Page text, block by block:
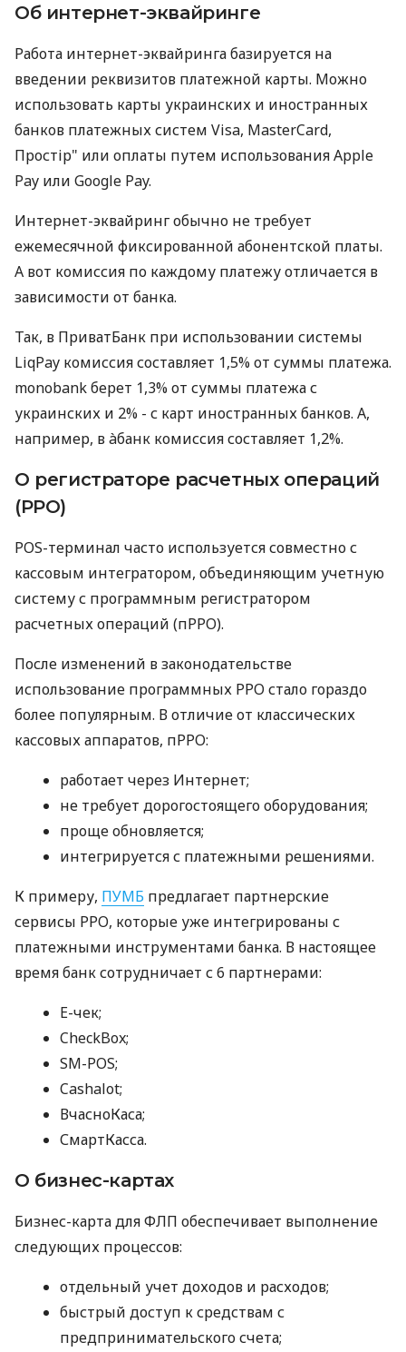
Об интернет-эквайринге
Работа интернет-эквайринга базируется на
введении реквизитов платежной карты. Можно
использовать карты украинских и иностранных
банков платежных систем Visa, MasterCard,
Простір" или оплаты путем использования Apple
Pay или Google Pay.
Интернет-эквайринг обычно не требует
ежемесячной фиксированной абонентской платы.
А вот комиссия по каждому платежу отличается в
зависимости от банка.
Так, в ПриватБанк при использовании системы
LiqPay комиссия составляет 1,5% от суммы платежа.
monobank берет 1,3% от суммы платежа с
украинских и 2% - с карт иностранных банков. А,
например, в àбанк комиссия составляет 1,2%.
О регистраторе расчетных операций
(РРО)
POS-терминал часто используется совместно с
кассовым интегратором, объединяющим учетную
систему с программным регистратором
расчетных операций (пРРО).
После изменений в законодательстве
использование программных РРО стало гораздо
более популярным. В отличие от классических
кассовых аппаратов, пРРО:
работает через Интернет;
не требует дорогостоящего оборудования;
проще обновляется;
интегрируется с платежными решениями.
К примеру, ПУМБ предлагает партнерские
сервисы РРО, которые уже интегрированы с
платежными инструментами банка. В настоящее
время банк сотрудничает с 6 партнерами:
E-чек;
CheckBox;
SM-POS;
Cashalot;
ВчасноКаса;
СмартКасса.
О бизнес-картах
Бизнес-карта для ФЛП обеспечивает выполнение
следующих процессов:
отдельный учет доходов и расходов;
быстрый доступ к средствам с
предпринимательского счета;